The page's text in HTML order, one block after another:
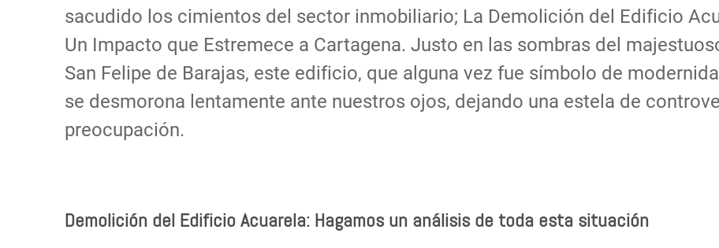
sacudido los cimientos del sector inmobiliario; La Demolición del Edificio
Un Impacto que Estremece a Cartagena. Justo en las sombras del
San Felipe de Barajas, este edificio, que alguna vez fue símbolo de
se desmorona lentamente ante nuestros ojos, dejando una estela de
preocupación.
Demolición del Edificio Acuarela: Hagamos un análisis de toda esta situación